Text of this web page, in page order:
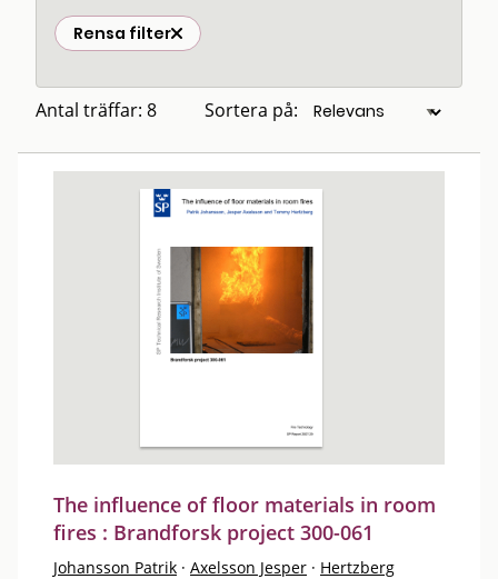
Rensa filter
Antal träffar: 8 Sortera på:
The influence of floor materials in room
fires : Brandforsk project 300-061
Johansson Patrik · Axelsson Jesper · Hertzberg